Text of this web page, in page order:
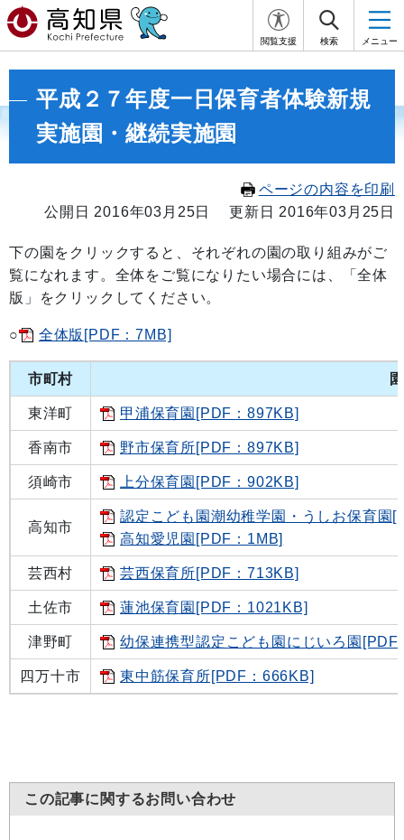
閲覧支援 検索 メニュー
平成２７年度一日保育者体験新規
実施園・継続実施園
ページの内容を印刷
公開日 2016年03月25日
更新日 2016年03月25日
下の園をクリックすると、それぞれの園の取り組みがご
覧になれます。全体をご覧になりたい場合には、「全体
版」をクリックしてください。
○ 全体版[PDF：7MB]
市町村 園
東洋町 甲浦保育園[PDF：897KB]
香南市 野市保育所[PDF：897KB]
須崎市 上分保育園[PDF：902KB]
高知市
認定こども園潮幼稚学園・うしお保育園
高知愛児園[PDF：1MB]
芸西村 芸西保育所[PDF：713KB]
土佐市 蓮池保育園[PDF：1021KB]
津野町 幼保連携型認定こども園にじいろ園
四万十市 東中筋保育所[PDF：666KB]
この記事に関するお問い合わせ